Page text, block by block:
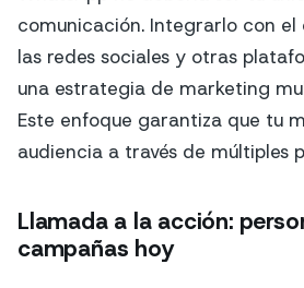
comunicación. Integrarlo con
las redes sociales y otras
una estrategia de marketing
Este enfoque garantiza que tu
audiencia a través de múltiples
Llamada a la acción:
campañas hoy